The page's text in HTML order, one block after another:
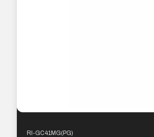
RI-GC41MG(PG)